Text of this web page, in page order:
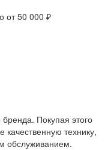
от 50 000 ₽
Покупая этого
технику,
обслуживанием.